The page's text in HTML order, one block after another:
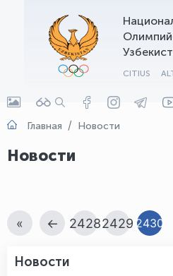
CITIUS
Главная Новости
Новости
« ← 24282429 2430
Новости
OLYMPCHIK AI - yordamchi
Онлайн · olympic.uz